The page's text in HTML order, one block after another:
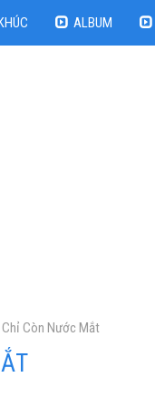
ALBUM
Chỉ Còn Nước Mắt